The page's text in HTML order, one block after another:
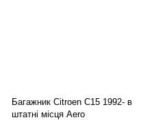
Багажник Citroen C15 1992- в
штатні місця Aero